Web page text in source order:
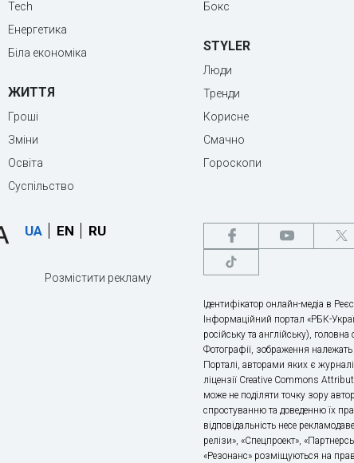
Tech
Енергетика
Біла економіка
ЖИТТЯ
Гроші
Зміни
Освіта
Суспільство
Бокс
STYLER
Люди
Тренди
Корисне
Смачно
Гороскопи
UA EN RU
Розмістити рекламу
Ідентифікатор онлайн-медіа в
Інформаційний портал «РБК-
російську та англійську), головна
Фотографії, зображення
Порталі, авторами яких є
ліцензії Creative Commons
може не поділяти точку зору
спростуванню та доведенню їх
відповідальність несе
релізи», «Спецпроект»,
«Резонанс» розміщуються на